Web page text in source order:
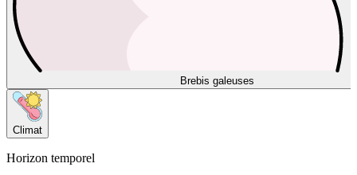
Brebis galeuses
Climat
Horizon temporel